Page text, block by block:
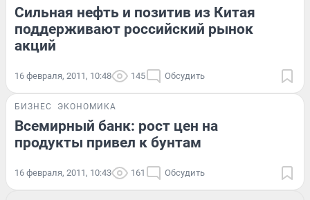
Сильная нефть и позитив из Китая
поддерживают российский рынок
акций
16 февраля, 2011, 10:48 145 Обсудить
БИЗНЕС ЭКОНОМИКА
Всемирный банк: рост цен на
продукты привел к бунтам
16 февраля, 2011, 10:43 161 Обсудить